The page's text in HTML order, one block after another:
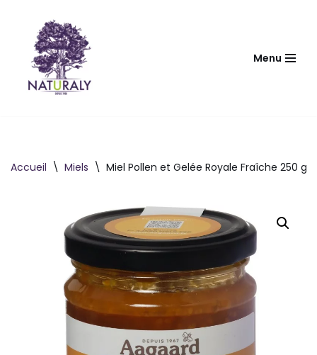
contenu
Menu
Accueil \ Miels \ Miel Pollen et Gelée Royale Fraîche 250 g